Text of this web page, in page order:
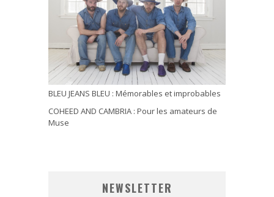
BLEU JEANS BLEU : Mémorables et improbables
COHEED AND CAMBRIA : Pour les amateurs de
Muse
NEWSLETTER